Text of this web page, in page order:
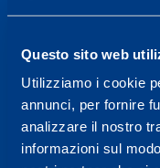
Questo sito web
Utilizziamo i cookie
annunci, per fornire
analizzare il nostro
informazioni sul
Centro
wellness.
Maggiori